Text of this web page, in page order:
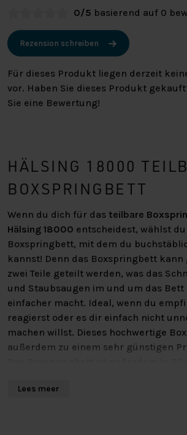
0/5 basierend auf 0
Rezension schreiben
Für dieses Produkt liegen derzeit
vor. Haben Sie dieses Produkt
Sie eine Bewertung!
HÄLSING 18000
BOXSPRINGBETT
Wenn du dich für das teilbare
Hälsing 18000 entscheidest, wählst
Boxspringbett, mit dem du
kannst! Denn das Boxspringbett kann
zwei Teile geteilt werden, was das
und Staubsaugen im und um das
einfacher macht. Ideal, wenn du
reagierst oder es dir einfach nicht
machen willst. Dieses hochwertige
außerdem zu einem sehr günstigen
Lees meer